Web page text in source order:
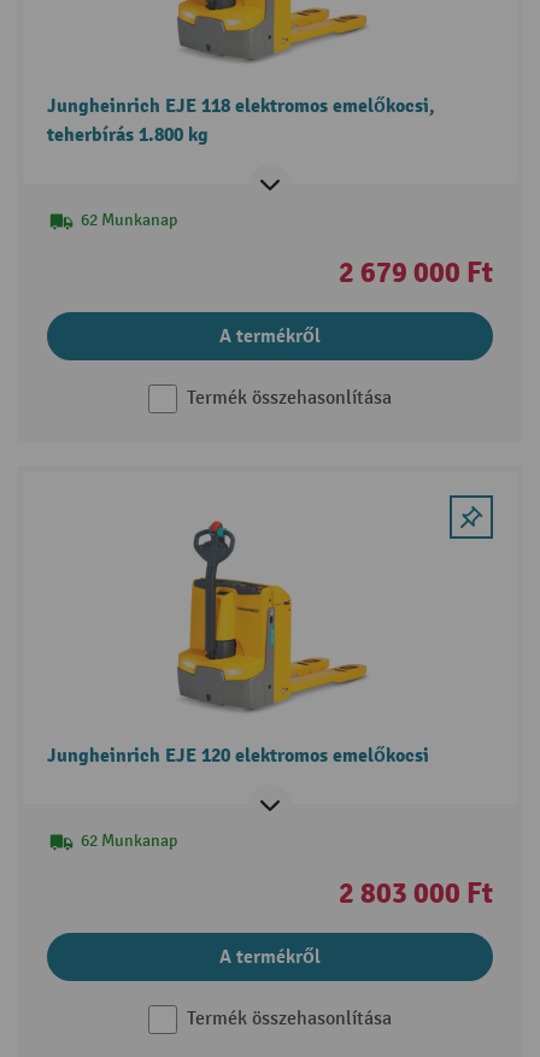
Jungheinrich EJE 118 elektromos emelőkocsi,
teherbírás 1.800 kg
62 Munkanap
2 679 000 Ft
A termékről
Termék összehasonlítása
Jungheinrich EJE 120 elektromos emelőkocsi
62 Munkanap
2 803 000 Ft
A termékről
Termék összehasonlítása